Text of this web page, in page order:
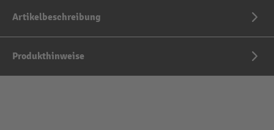
Artikelbeschreibung
Produkthinweise